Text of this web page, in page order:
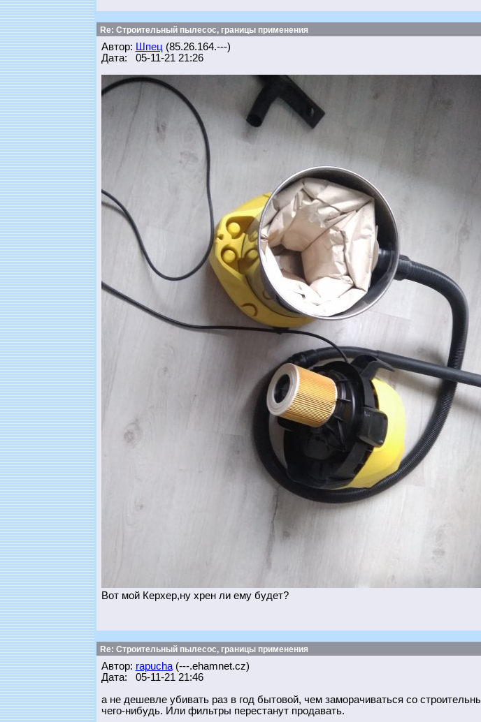
Re: Строительный пылесос, границы применения
Автор: Шпец (85.26.164.---)
Дата: 05-11-21 21:26
Вот мой Керхер,ну хрен ли ему будет?
Re: Строительный пылесос, границы применения
Автор: rapucha(---.ehamnet.cz)
Дата: 05-11-21 21:46
а не дешевле убивать раз в год бытовой, чем заморачиваться со
чего-нибудь. Или фильтры перестанут продавать.